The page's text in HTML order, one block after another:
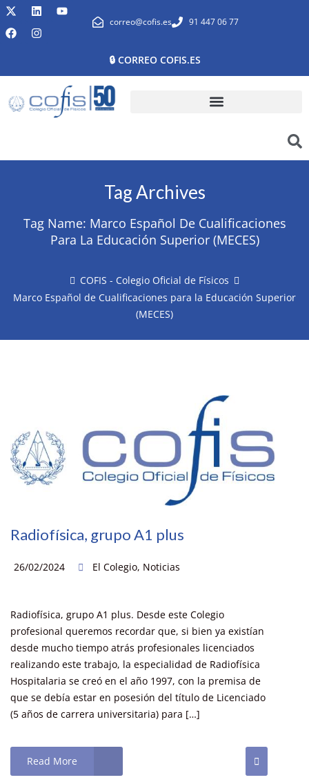
correo@cofis.es 91 447 06 77
🔒 CORREO COFIS.ES
Tag Archives
Tag Name: Marco Español De Cualificaciones
Para La Educación Superior (MECES)
COFIS - Colegio Oficial de Físicos
Marco Español de Cualificaciones para la Educación Superior
(MECES)
Radiofísica, grupo A1 plus
26/02/2024 El Colegio, Noticias
Radiofísica, grupo A1 plus. Desde este Colegio
profesional queremos recordar que, si bien ya existían
desde mucho tiempo atrás profesionales licenciados
realizando este trabajo, la especialidad de Radiofísica
Hospitalaria se creó en el año 1997, con la premisa de
que se debía estar en posesión del título de Licenciado
(5 años de carrera universitaria) para […]
Read More